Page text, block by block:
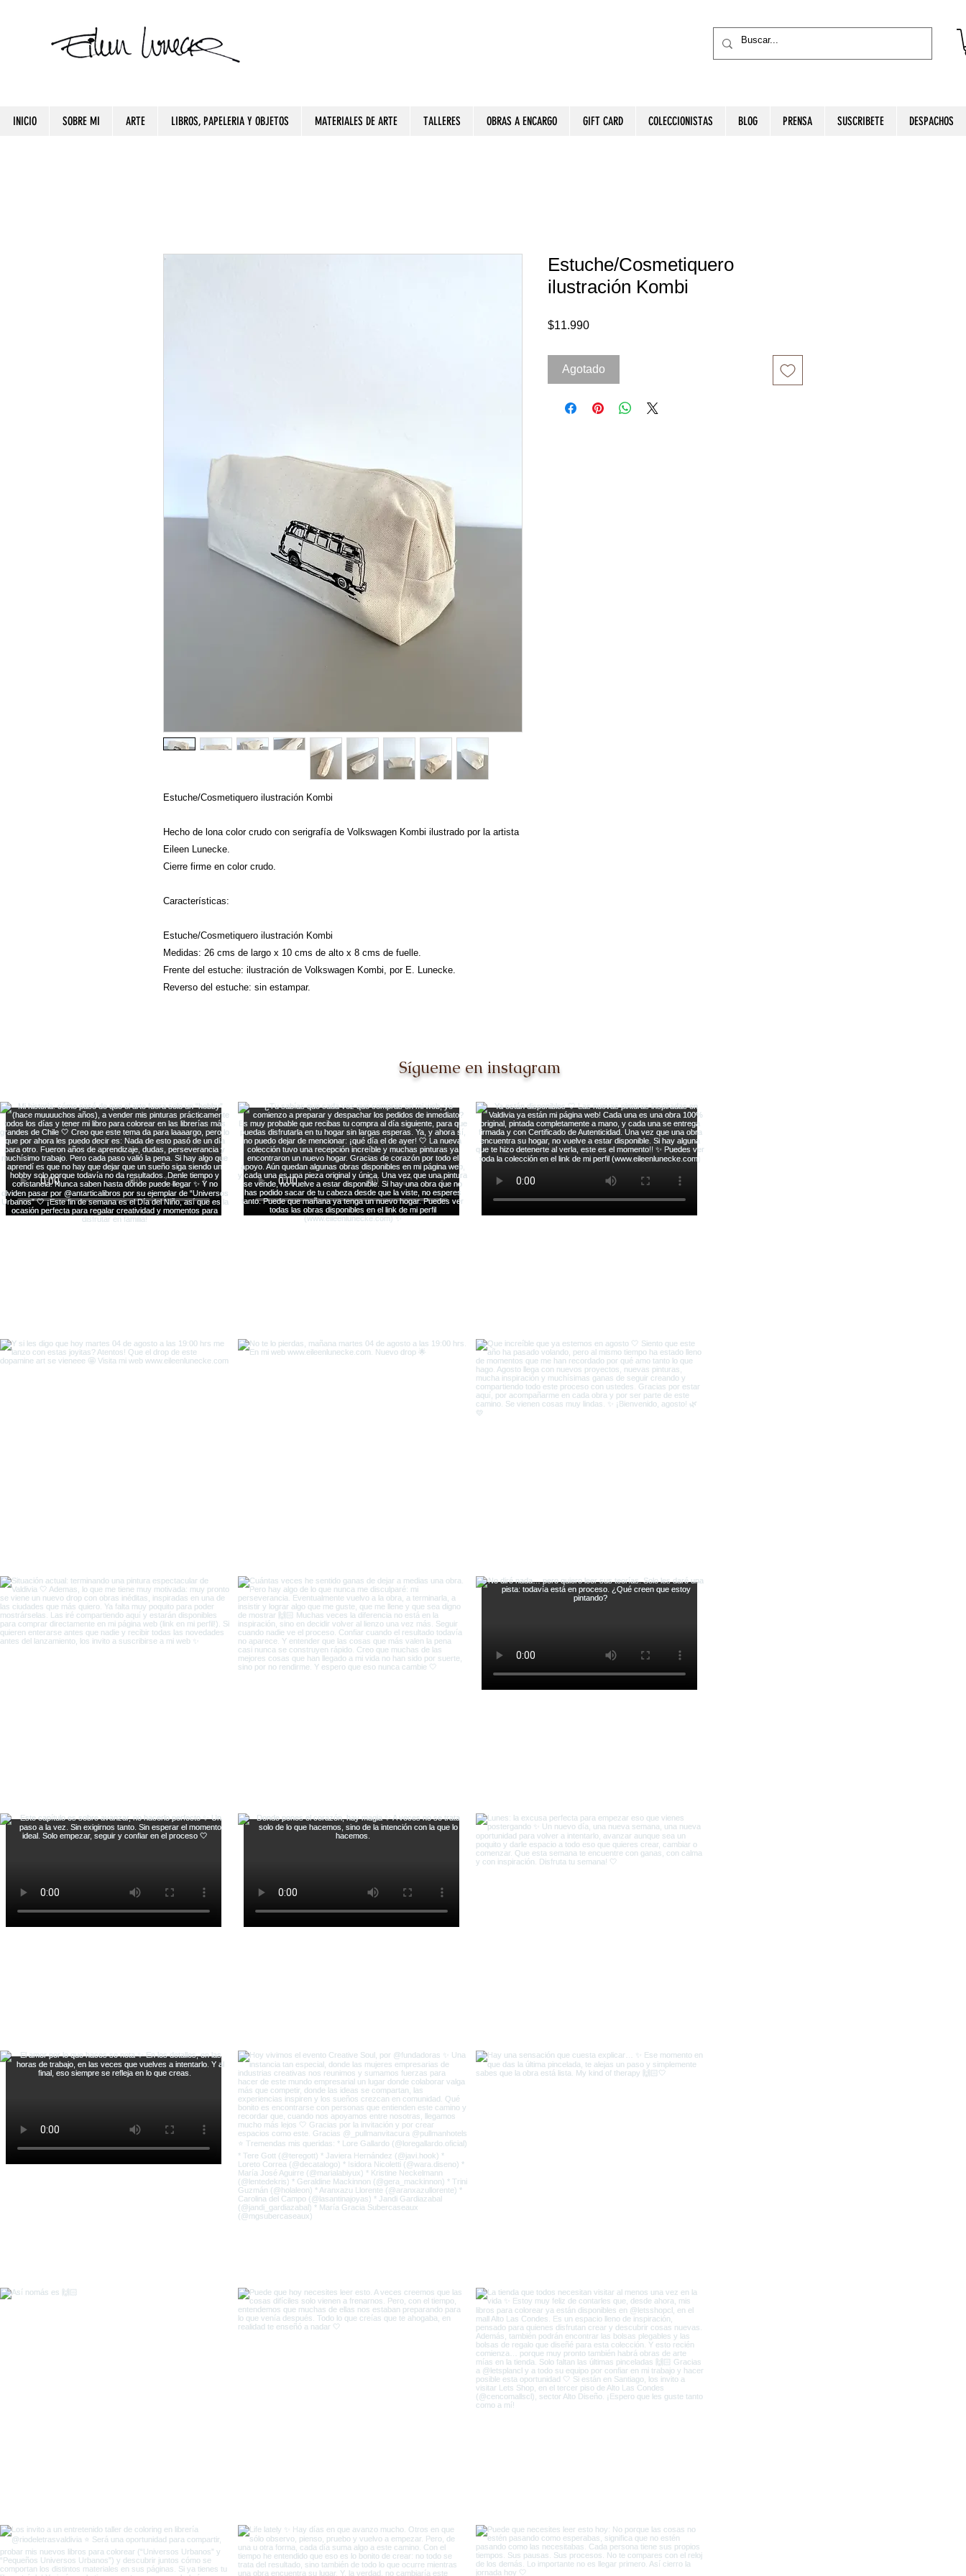
INICIO SOBRE MI ARTE LIBROS, PAPELERIA Y OBJETOS MATERIALES DE ARTE TALLERES OBRAS A ENCARGO GIFT CARD COLECCIONISTAS BLOG PRENSA SUSCRIBETE DESPACHOS
Estuche/Cosmetiquero ilustración Kombi
Hecho de lona color crudo con serigrafía de Volkswagen Kombi ilustrado por la artista
Eileen Lunecke.
Cierre firme en color crudo.
Características:
Estuche/Cosmetiquero ilustración Kombi
Medidas: 26 cms de largo x 10 cms de alto x 8 cms de fuelle.
Frente del estuche: ilustración de Volkswagen Kombi, por E. Lunecke.
Reverso del estuche: sin estampar.
Estuche/Cosmetiquero
ilustración Kombi
$11.990Precio
Agotado
Sígueme en instagram